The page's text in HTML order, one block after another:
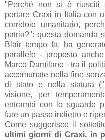
"Perché non si è riusciti
portare Craxi in Italia con
corridoio umanitario,
patria?": questa domanda
Blair tempo fa, ha
parallelo- proposto
Marco Damilano - tra il
accomunate nella fine
di stato e nella statura ("
visione, per
entrambi con lo sguardo
fare un passo indietro e
Come suggerisce il
ultimi giorni di Craxi, in